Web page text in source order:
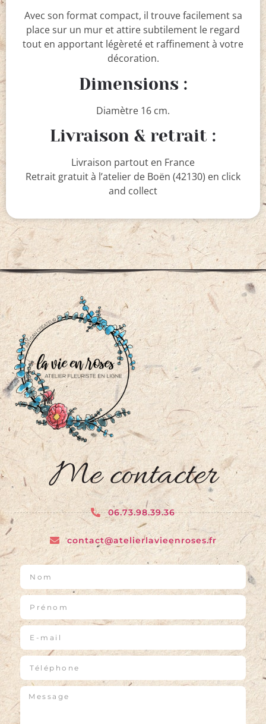
Avec son format compact, il trouve facilement sa
place sur un mur et attire subtilement le regard
tout en apportant légèreté et raffinement à votre
décoration.
Dimensions :
Diamètre 16 cm.
Livraison & retrait :
Livraison partout en France
Retrait gratuit à l’atelier de Boën (42130) en click
and collect
Me contacter
06.73.98.39.36
contact@atelierlavieenroses.fr